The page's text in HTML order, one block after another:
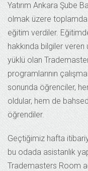
Yatırım Ankara Şube
olmak üzere toplamda
eğitim verdiler.
hakkında bilgiler
yüklü olan
programlarının
sonunda öğrenciler,
oldular, hem de
öğrendiler.
Geçtiğimiz hafta
bu odada asistanlık
Trademasters Room